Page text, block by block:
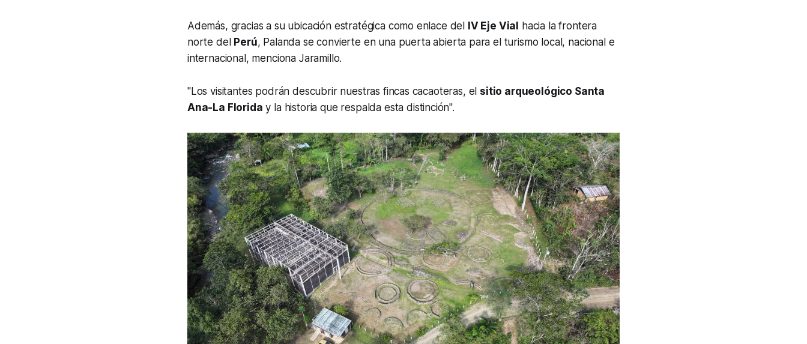
Además, gracias a su ubicación estratégica como enlace del IV Eje Vial
hacia la frontera
norte del Perú, Palanda se convierte en una puerta abierta para el turismo local, nacional e
internacional, menciona Jaramillo.
"Los visitantes podrán descubrir nuestras fincas cacaoteras, el sitio arqueológico Santa
Ana-La Florida y la historia que respalda esta distinción".